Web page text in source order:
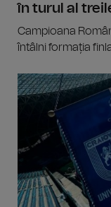
în turul al
Campioana
întâlni formația